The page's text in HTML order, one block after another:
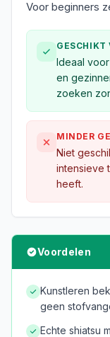
Voor beginners
GESCHIKT
Ideaal
en
zoeken
MINDER
Niet
intensieve
heeft.
Voordelen
Kunstleren
geen
Echte shiatsu